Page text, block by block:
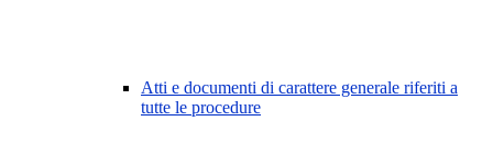
Atti e documenti di carattere generale riferiti a
tutte le procedure